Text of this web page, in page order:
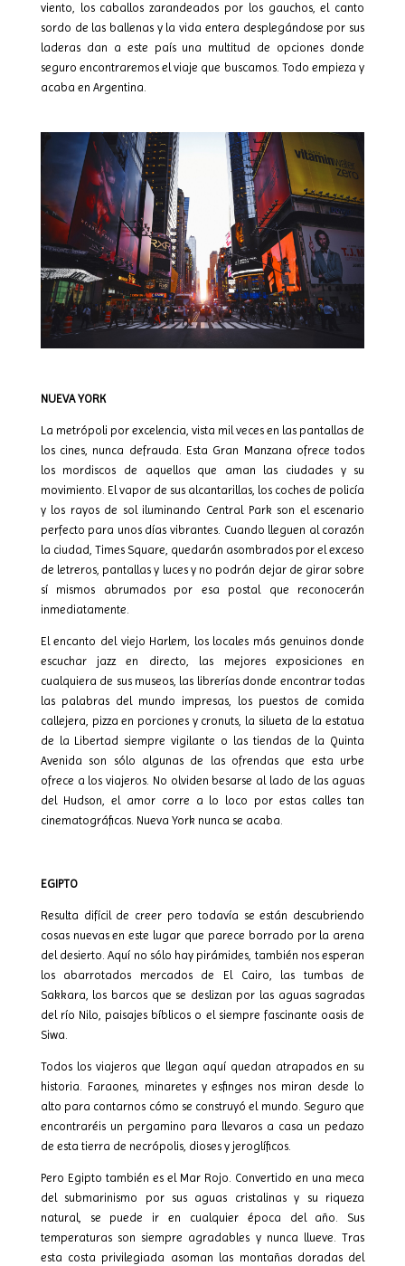
viento, los caballos zarandeados por los gauchos, el canto
sordo de las ballenas y la vida entera desplegándose por sus
laderas dan a este país una multitud de opciones donde
seguro encontraremos el viaje que buscamos. Todo empieza y
acaba en Argentina.
NUEVA YORK
La metrópoli por excelencia, vista mil veces en las pantallas de
los cines, nunca defrauda. Esta Gran Manzana ofrece todos
los mordiscos de aquellos que aman las ciudades y su
movimiento. El vapor de sus alcantarillas, los coches de policía
y los rayos de sol iluminando Central Park son el escenario
perfecto para unos días vibrantes. Cuando lleguen al corazón
la ciudad, Times Square, quedarán asombrados por el exceso
de letreros, pantallas y luces y no podrán dejar de girar sobre
sí mismos abrumados por esa postal que reconocerán
inmediatamente.
El encanto del viejo Harlem, los locales más genuinos donde
escuchar jazz en directo, las mejores exposiciones en
cualquiera de sus museos, las librerías donde encontrar todas
las palabras del mundo impresas, los puestos de comida
callejera, pizza en porciones y cronuts, la silueta de la estatua
de la Libertad siempre vigilante o las tiendas de la Quinta
Avenida son sólo algunas de las ofrendas que esta urbe
ofrece a los viajeros. No olviden besarse al lado de las aguas
del Hudson, el amor corre a lo loco por estas calles tan
cinematográficas. Nueva York nunca se acaba.
EGIPTO
Resulta difícil de creer pero todavía se están descubriendo
cosas nuevas en este lugar que parece borrado por la arena
del desierto. Aquí no sólo hay pirámides, también nos esperan
los abarrotados mercados de El Cairo, las tumbas de
Sakkara, los barcos que se deslizan por las aguas sagradas
del río Nilo, paisajes bíblicos o el siempre fascinante oasis de
Siwa.
Todos los viajeros que llegan aquí quedan atrapados en su
historia. Faraones, minaretes y esfinges nos miran desde lo
alto para contarnos cómo se construyó el mundo. Seguro que
encontraréis un pergamino para llevaros a casa un pedazo
de esta tierra de necrópolis, dioses y jeroglíficos.
Pero Egipto también es el Mar Rojo. Convertido en una meca
del submarinismo por sus aguas cristalinas y su riqueza
natural, se puede ir en cualquier época del año. Sus
temperaturas son siempre agradables y nunca llueve. Tras
esta costa privilegiada asoman las montañas doradas del